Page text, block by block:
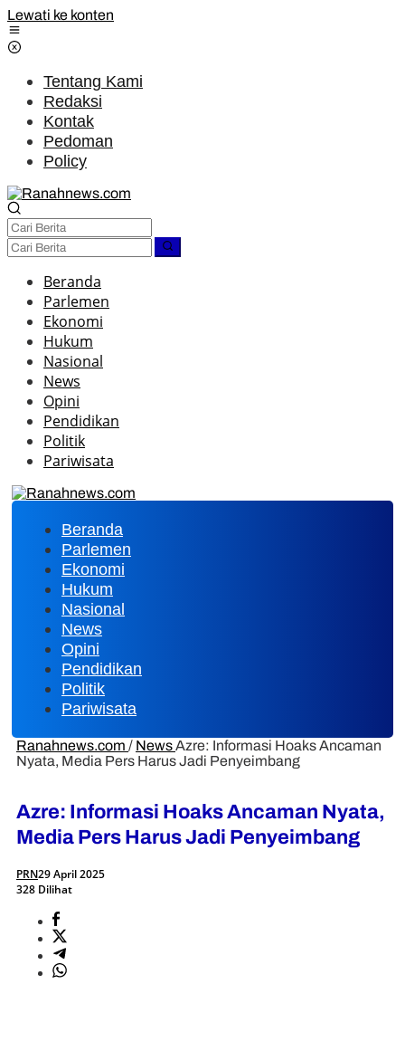
Lewati ke konten
Tentang Kami
Redaksi
Kontak
Pedoman
Policy
Beranda
Parlemen
Ekonomi
Hukum
Nasional
News
Opini
Pendidikan
Politik
Pariwisata
Beranda
Parlemen
Ekonomi
Hukum
Nasional
News
Opini
Pendidikan
Politik
Pariwisata
Ranahnews.com / NewsAzre: Informasi Hoaks Ancaman
Nyata, Media Pers Harus Jadi Penyeimbang
Azre: Informasi Hoaks Ancaman Nyata,
Media Pers Harus Jadi Penyeimbang
PRN29 April 2025
328 Dilihat